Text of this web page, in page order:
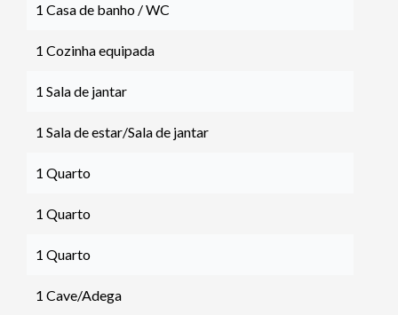
1 Casa de banho / WC
1 Cozinha equipada
1 Sala de jantar
1 Sala de estar/Sala de jantar
1 Quarto
1 Quarto
1 Quarto
1 Cave/Adega